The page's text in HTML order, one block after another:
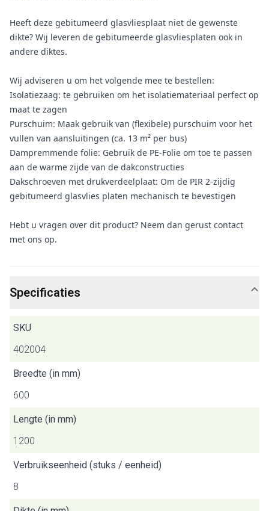
Heeft deze gebitumeerd glasvliesplaat niet de gewenste
dikte? Wij leveren de gebitumeerde glasvliesplaten ook in
andere diktes.
Wij adviseren u om het volgende mee te bestellen:
Isolatiezaag: te gebruiken om het isolatiemateriaal perfect op
maat te zagen
Purschuim: Maak gebruik van (flexibele) purschuim voor het
vullen van aansluitingen (ca. 13 m² per bus)
Dampremmende folie: Gebruik de PE-Folie om toe te passen
aan de warme zijde van de dakconstructies
Dakschroeven met drukverdeelplaat: Om de PIR 2-zijdig
gebitumeerd glasvlies platen mechanisch te bevestigen
Hebt u vragen over dit product? Neem dan gerust contact
met ons op.
Specificaties
SKU
402004
Breedte (in mm)
600
Lengte (in mm)
1200
Verbruikseenheid (stuks / eenheid)
8